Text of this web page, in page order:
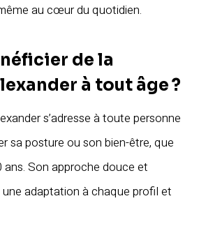
au cœur du quotidien.
de la
à tout âge ?
s’adresse à toute personne
sa posture ou son bien-être, que
Son approche douce et
adaptation à chaque profil et